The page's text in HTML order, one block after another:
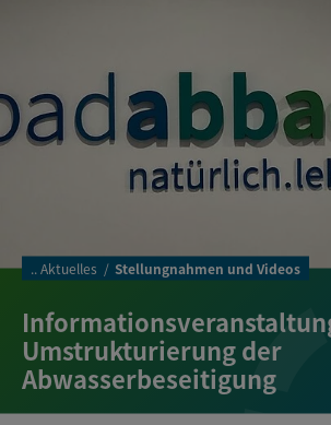
Wirtschaft & Handel
.. Aktuelles Stellungnahmen und Videos
Umstrukturierung der
Abwasserbeseitigung